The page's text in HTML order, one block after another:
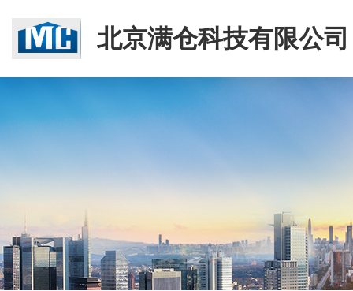
北京满仓科技有限公司